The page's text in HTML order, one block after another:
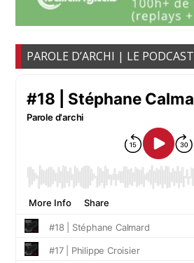
PAROLE D’ARCHI | LE PODCAST